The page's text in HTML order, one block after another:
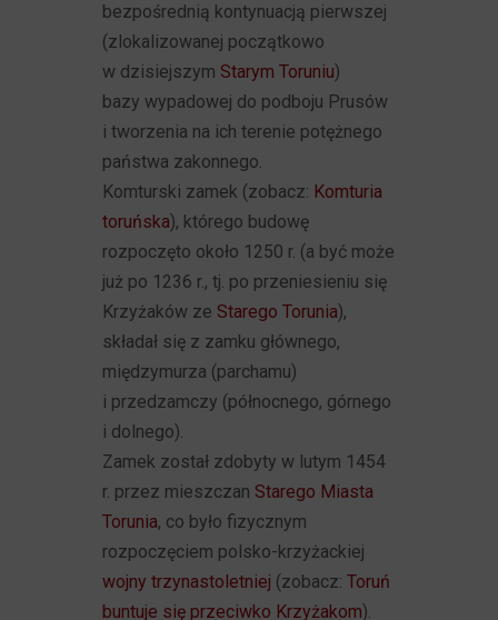
bezpośrednią kontynuacją pierwszej
(zlokalizowanej początkowo
w dzisiejszym Starym Toruniu)
bazy wypadowej do podboju Prusów
i tworzenia na ich terenie potężnego
państwa zakonnego.
Komturski zamek (zobacz: Komturia
toruńska), którego budowę
rozpoczęto około 1250 r. (a być może
już po 1236 r., tj. po przeniesieniu się
Krzyżaków ze Starego Torunia),
składał się z zamku głównego,
międzymurza (parchamu)
i przedzamczy (północnego, górnego
i dolnego).
Zamek został zdobyty w lutym 1454
r. przez mieszczan Starego Miasta
Torunia, co było fizycznym
rozpoczęciem polsko-krzyżackiej
wojny trzynastoletniej (zobacz:Toruń
buntuje się przeciwko Krzyżakom).